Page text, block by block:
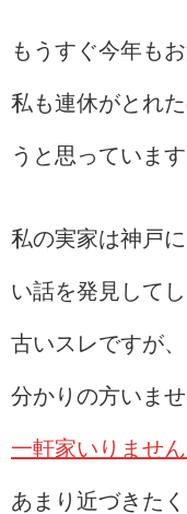
もうすぐ今年も
私も連休がとれ
うと思っています
私の実家は神戸
い話を発見して
古いスレですが
分かりの方いま
一軒家いりません
あまり近づきた